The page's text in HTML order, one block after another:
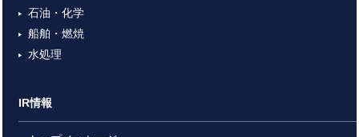
石油・化学
船舶・燃焼
水処理
IR情報